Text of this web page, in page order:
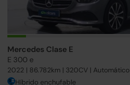
Mercedes Clase E
E 300 e
2022 | 86.782km | 320CV | Automático
Híbrido enchufable